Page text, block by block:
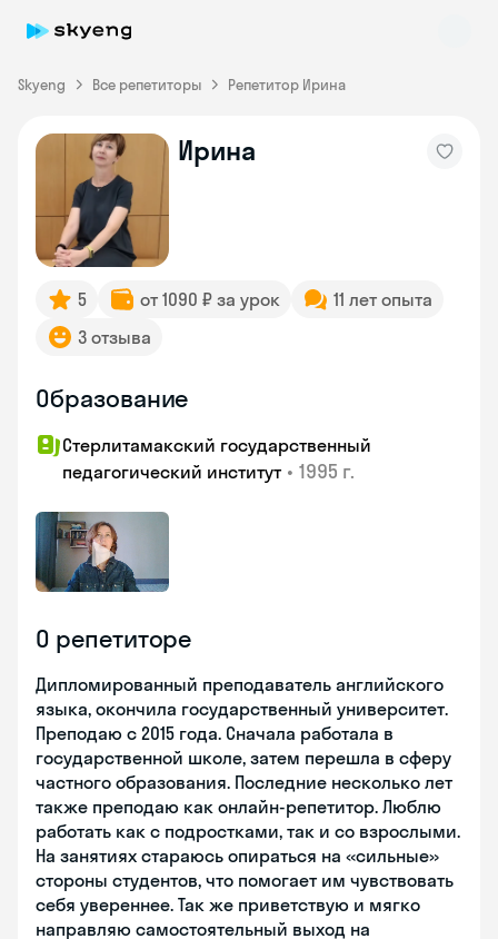
Skyeng Все репетиторы Репетитор Ирина
Ирина
5 от 1090 ₽ за урок
11 лет опыта
3 отзыва
Образование
Стерлитамакский государственный
педагогический институт • 1995 г.
О репетиторе
Дипломированный преподаватель английского
языка, окончила государственный университет.
Преподаю с 2015 года. Сначала работала в
государственной школе, затем перешла в сферу
частного образования. Последние несколько лет
также преподаю как онлайн-репетитор. Люблю
работать как с подростками, так и со взрослыми.
На занятиях стараюсь опираться на «сильные»
стороны студентов, что помогает им чувствовать
себя увереннее. Так же приветствую и мягко
направляю самостоятельный выход на
Skyeng Chat
online